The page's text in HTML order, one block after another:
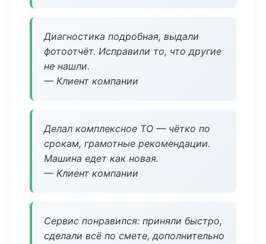
Диагностика подробная, выдали
фотоотчёт. Исправили то, что другие
не нашли.
— Клиент компании
Делал комплексное ТО — чётко по
срокам, грамотные рекомендации.
Машина едет как новая.
— Клиент компании
Сервис понравился: приняли быстро,
сделали всё по смете, дополнительно